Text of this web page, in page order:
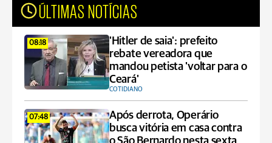
ÚLTIMAS NOTÍCIAS
08:18
'Hitler de saia': prefeito
rebate vereadora que
mandou petista 'voltar para o
Ceará'
COTIDIANO
07:48
Após derrota, Operário
busca vitória em casa contra